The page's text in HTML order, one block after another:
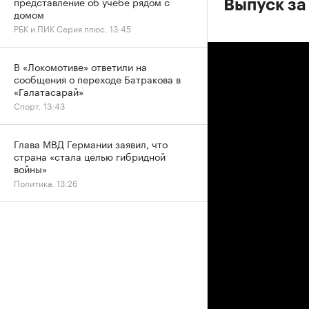
Выпуск
домом
РБК и ПИК Серия плюс, 13:45
В «Локомотиве» ответили на
сообщения о переходе Батракова в
«Галатасарай»
Спорт, 13:43
Глава МВД Германии заявил, что
страна «стала целью гибридной
войны»
Политика, 13:26